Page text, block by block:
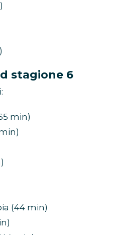
stagione 6
min)
(44 min)